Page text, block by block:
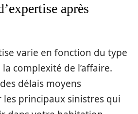
après
varie en fonction du type
complexité de l’affaire.
délais moyens
les principaux sinistres qui